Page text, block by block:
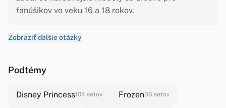
fanúšikov vo veku 16 a 18 rokov.
Zobraziť ďalšie otázky
Podtémy
Disney Princess104 setov Frozen36 setov